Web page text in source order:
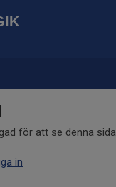
för att se denna
in